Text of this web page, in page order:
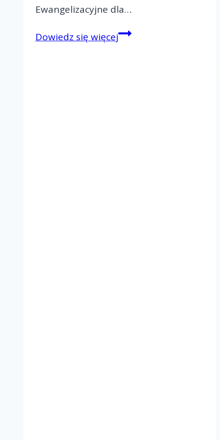
Ewangelizacyjne dla…
Dowiedz się więcejRekolekcje